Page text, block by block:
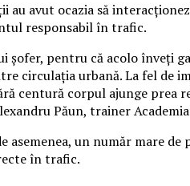
au avut ocazia să
responsabil în trafic.
șofer, pentru că acolo înveți
circulația urbană. La fel
centură corpul ajunge prea
Păun, trainer
asemenea, un număr mare
în trafic.